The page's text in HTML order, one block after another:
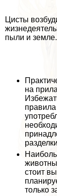
Цисты
пыли и земле.
на
стоит
только